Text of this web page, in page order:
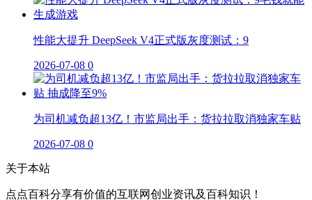
性能大提升 DeepSeek V4正式版灰度测试：9
2026-07-08 0
为司机减负超13亿！市监局出手：货拉拉取消独家车贴
2026-07-08 0
关于本站
点点百科分享有价值的互联网创业资讯及百科知识！